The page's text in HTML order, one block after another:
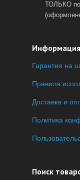
ТОЛЬКО по
Гарантия на
Правила
Доставка и
Политика
Поиск